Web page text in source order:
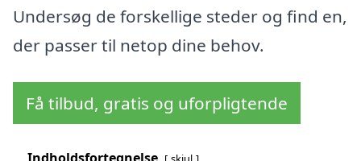
Undersøg de forskellige steder og find en,
der passer til netop dine behov.
Få tilbud, gratis og uforpligtende